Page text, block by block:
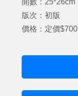
開數：25*26cm
版次：初版
價格：定價$700